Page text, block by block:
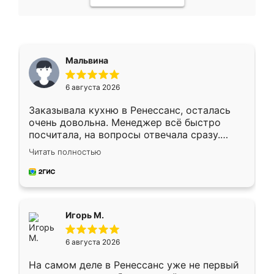
Мальвина
6 августа 2026
Заказывала кухню в Ренессанс, осталась
очень довольна. Менеджер всё быстро
посчитала, на вопросы отвечала сразу.
Замерщик приехал в субботу, подошёл к
делу со всей ответственностью. Собрали
за день, ребята работали аккуратно, даже
Читать полностью
Игорь М.
6 августа 2026
На самом деле в Ренессанс уже не первый